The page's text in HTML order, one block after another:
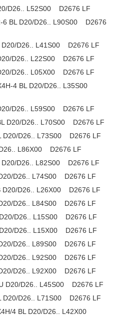
D26.. L52S00 D2676 LF
6 BL D20/D26.. L90S00 D2676
D20/D26.. L41S00 D2676 LF
D26.. L22S00 D2676 LF
D26.. L05X00 D2676 LF
4 BL D20/D26.. L35S00
D26.. L59S00 D2676 LF
D20/D26.. L70S00 D2676 LF
D20/D26.. L73S00 D2676 LF
L86X00 D2676 LF
D20/D26.. L82S00 D2676 LF
D26.. L74S00 D2676 LF
D20/D26.. L26X00 D2676 LF
D26.. L84S00 D2676 LF
D26.. L15S00 D2676 LF
D26.. L15X00 D2676 LF
D26.. L89S00 D2676 LF
D26.. L92S00 D2676 LF
D26.. L92X00 D2676 LF
D20/D26.. L45S00 D2676 LF
D20/D26.. L71S00 D2676 LF
4 BL D20/D26.. L42X00